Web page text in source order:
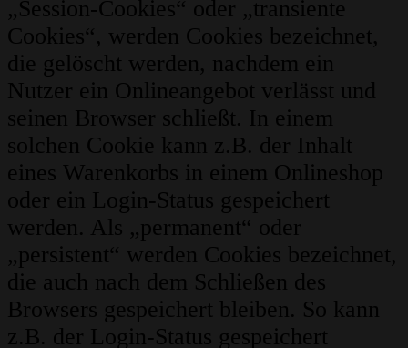
„Session-Cookies“ oder „transiente
Cookies“, werden Cookies bezeichnet,
die gelöscht werden, nachdem ein
Nutzer ein Onlineangebot verlässt und
seinen Browser schließt. In einem
solchen Cookie kann z.B. der Inhalt
eines Warenkorbs in einem Onlineshop
oder ein Login-Status gespeichert
werden. Als „permanent“ oder
„persistent“ werden Cookies bezeichnet,
die auch nach dem Schließen des
Browsers gespeichert bleiben. So kann
z.B. der Login-Status gespeichert